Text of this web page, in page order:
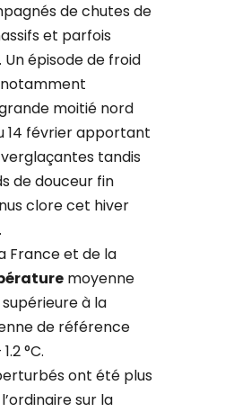
de chutes de
et parfois
Un épisode de froid
moitié nord
14 février apportant
tandis
de douceur fin
clore cet hiver
France et de la
moyenne
à la
de référence
°C.
ont été plus
sur la